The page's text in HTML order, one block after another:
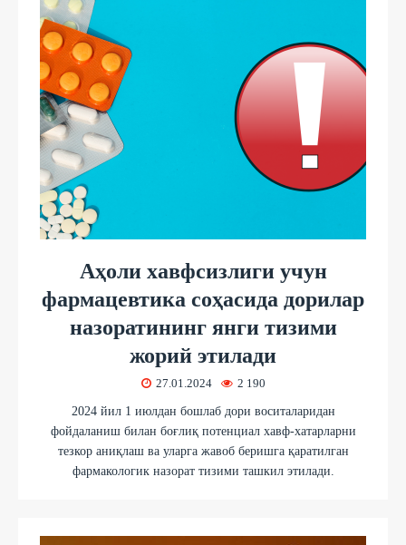
Аҳоли хавфсизлиги учун
фармацевтика соҳасида дорилар
назоратининг янги тизими
жорий этилади
27.01.2024 2 190
2024 йил 1 июлдан бошлаб дори воситаларидан
фойдаланиш билан боғлиқ потенциал хавф-хатарларни
тезкор аниқлаш ва уларга жавоб беришга қаратилган
фармакологик назорат тизими ташкил этилади.